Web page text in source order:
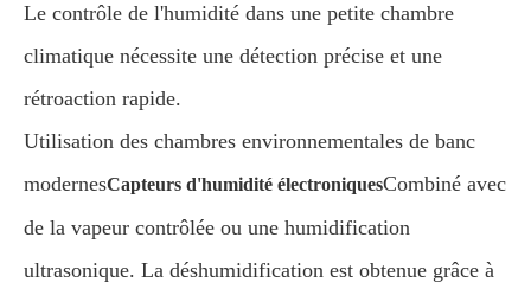
Le contrôle de l'humidité dans une petite chambre
climatique nécessite une détection précise et une
rétroaction rapide.
Utilisation des chambres environnementales de banc
modernesCapteurs d'humidité électroniquesCombiné avec
de la vapeur contrôlée ou une humidification
ultrasonique. La déshumidification est obtenue grâce à